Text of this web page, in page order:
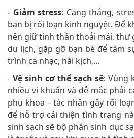
- Giảm stress: Căng thẳng,
bạn bị rối loạn kinh nguyệt. Để
nên giữ tinh thần thoải mái, thư
du lịch, gặp gỡ bạn bè để tâm
trình ca nhạc, hài kịch,…
- Vệ sinh cơ thể sạch sẽ: Vùng
nhiều vi khuẩn và dễ mắc phải
phụ khoa – tác nhân gây rối
để hỗ trợ cải thiện tình trạng
sinh sạch sẽ bộ phận sinh dục